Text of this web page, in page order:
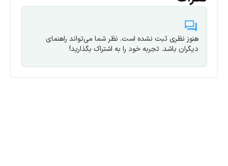
هنوز نظری ثبت نشده است. نظر شما می‌تواند راهنمای
دیگران باشد. تجربه خود را به اشتراک بگذارید!